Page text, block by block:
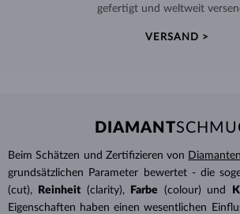
gefertigt und weltweit
VERSAND >
DIAMANT
Beim Schätzen und Zertifizieren von Diamanten
grundsätzlichen Parameter bewertet - die
(cut),
Reinheit (clarity), Farbe (colour) und
Eigenschaften haben einen wesentlichen